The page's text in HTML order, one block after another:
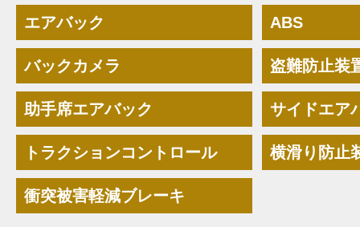
エアバック ABS
バックカメラ 盗難防止装
助手席エアバック サイドエア
トラクションコントロール 横滑り防止
衝突被害軽減ブレーキ